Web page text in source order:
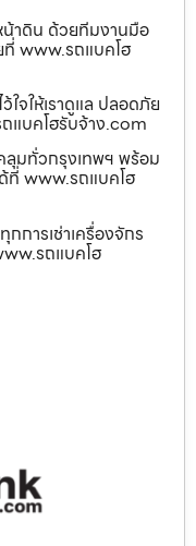
าดิน ด้วยทีมงานมือ
www.รถแบคโฮ
จให้เราดูแล ปลอดภัย
ถแบคโฮรับจ้าง.com
มทั่วกรุงเทพฯ พร้อม
ที่ www.รถแบคโฮ
การเช่าเครื่องจักร
รถแบคโฮ